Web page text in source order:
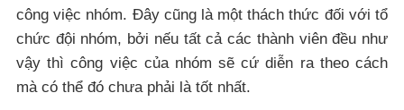
công việc nhóm. Đây cũng là một thách thức đối với tổ
chức đội nhóm, bởi nếu tất cả các thành viên đều như
vậy thì công việc của nhóm sẽ cứ diễn ra theo cách
mà có thể đó chưa phải là tốt nhất.